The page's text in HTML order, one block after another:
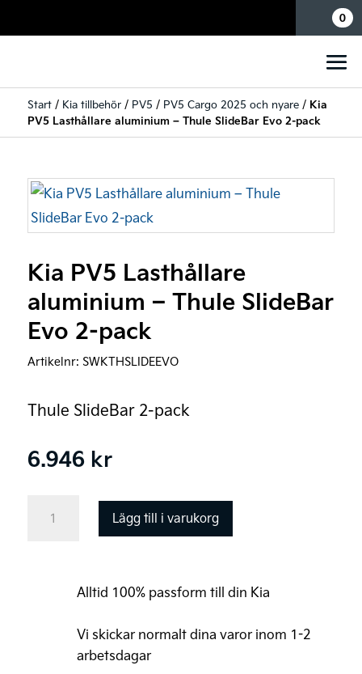
0
Start/ Kia tillbehör/ PV5 / PV5 Cargo 2025 och nyare/ Kia
PV5 Lasthållare aluminium – Thule SlideBar Evo 2-pack
Kia PV5 Lasthållare
aluminium – Thule SlideBar
Evo 2-pack
Artikelnr: SWKTHSLIDEEVO
Thule SlideBar 2-pack
6.946 kr
Lägg till i varukorg
Alltid 100% passform till din Kia
Vi skickar normalt dina varor inom 1-2
arbetsdagar